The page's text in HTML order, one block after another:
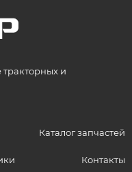
и
Каталог запчастей
Контакты